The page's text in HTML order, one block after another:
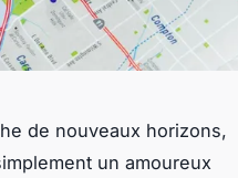
de nouveaux horizons,
un amoureux